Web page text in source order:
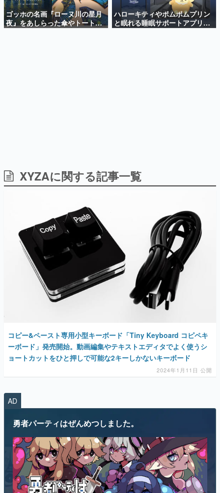
新世代に訊く
これからのデジタルゲーム市場を担う若きクリエイター達
の姿を追い、彼らのルーツと情熱を探っていきます。
ゲーム開発者・hamatsu氏がゲームの魅力を画面や操作の
具体的な形から解き明かしていく、硬派で骨太な評論連載
です。
「経験値」「裏技」「ラスボス」… ゲームにまつわる言葉
の起源や用法の変遷を、コンピューター文化史研究家・タ
イニーP氏が徹底調査。
カテゴリ
特集記事
その他
運営：株式会社マレ
ゴッホの名画『ローヌ川の星月
夜』をあしらった傘やトートバ
ッグなどが登場。8月7日21時よ
ハローキティやポムポムプリン
と眠れる睡眠サポートアプリ
『ゆめたび』が配信中。キャラ
XYZAに関する記事一覧
コピー&ペースト専用小型キーボード「Tiny Keyboard コピペキ
ーボード」発売開始。動画編集やテキストエディタでよく使うシ
ョートカットをひと押しで可能な2キーしかないキーボード
2024年1月11日 公開
AD
勇者パーティはぜんめつしました。